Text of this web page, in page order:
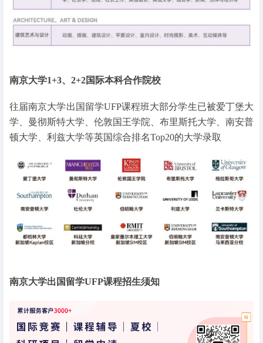
南京大学1+3、2+2国际本科合作院校
往届南京大学出国留学UFP课程班大部分学生已被爱丁堡大
学、曼彻斯特大学、伦敦国王学院、布里斯托大学、南安普
顿大学、利兹大学等英国综合排名Top20的大学录取
南京大学出国留学UFP课程招生须知